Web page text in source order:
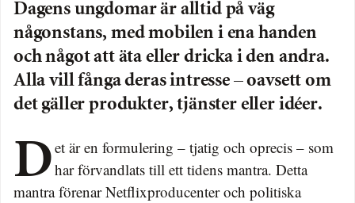
Dagens ungdomar är alltid på väg
någonstans, med mobilen i ena handen
och något att äta eller dricka i den andra.
Alla vill fånga deras intresse – oavsett om
det gäller produkter, tjänster eller idéer.
Det är en formulering – tjatig och oprecis – somhar förvandlats till ett tidens mantra. Detta
mantra förenar Netflixproducenter och politiska